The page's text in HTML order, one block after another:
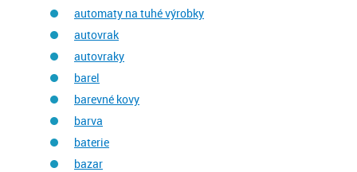
automaty na tuhé výrobky
autovrak
autovraky
barel
barevné kovy
barva
baterie
bazar